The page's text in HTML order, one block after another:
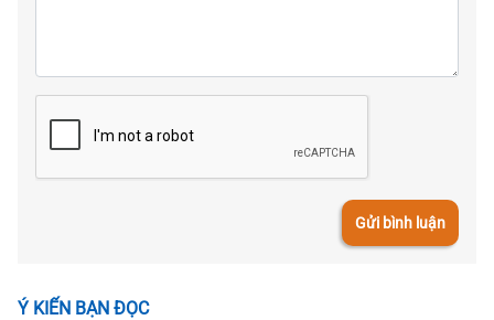
Gửi bình luận
Ý KIẾN BẠN ĐỌC